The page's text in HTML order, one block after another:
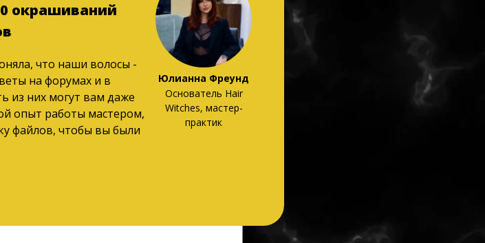
окрашиваний
Основатель Hair
Witches, мастер-
практик
Юлианна Фреунд
что наши волосы -
на форумах и в
из них могут вам даже
опыт работы мастером,
файлов, чтобы вы были